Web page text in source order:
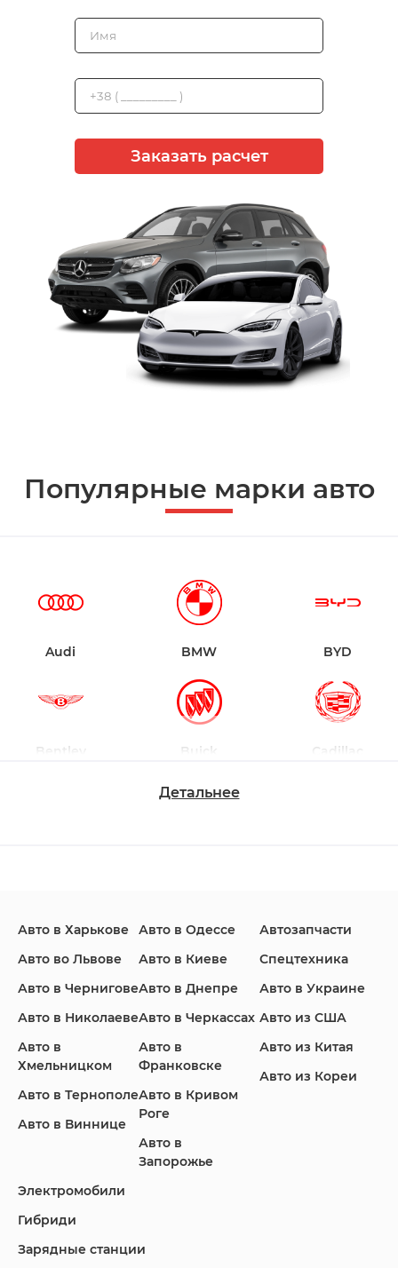
Заказать расчет
Популярные марки авто
Audi BMW BYD
Bentley Buick Cadillac
Infiniti Jaguar Jeep
Land Rover
Lincoln
Детальнее
Авто в Харькове
Авто во Львове
Авто в Чернигове
Авто в Николаеве
Авто в
Хмельницком
Авто в Тернополе
Авто в Виннице
Авто в Одессе
Авто в Киеве
Авто в Днепре
Авто в Черкассах
Авто в
Франковске
Авто в Кривом
Роге
Авто в
Запорожье
Автозапчасти
Спецтехника
Авто в Украине
Авто из США
Авто из Китая
Авто из Кореи
Электромобили
Гибриди
Зарядные станции